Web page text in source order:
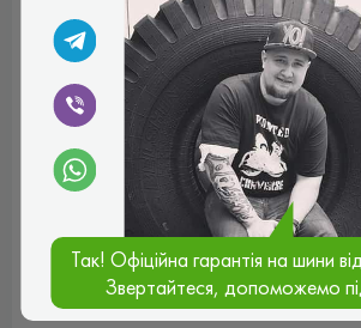
Дмитрий
Как на бюджетный вариант, то цена
качеству
Плюси:
Хорошая проходимость
Мінуси:
Шумные
Рейтинг:
(4.0)
Покупець
Так! Офіційна гарантія на шини
Звертайтеся, допоможемо